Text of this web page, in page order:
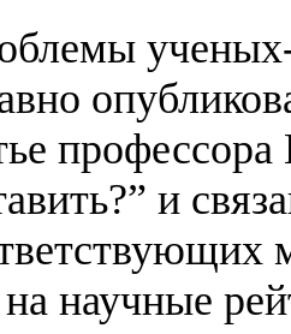
и
научные